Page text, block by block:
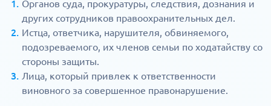
Органов суда, прокуратуры, следствия, дознания и
других сотрудников правоохранительных дел.
Истца, ответчика, нарушителя, обвиняемого,
подозреваемого, их членов семьи по ходатайству со
стороны защиты.
Лица, который привлек к ответственности
виновного за совершенное правонарушение.